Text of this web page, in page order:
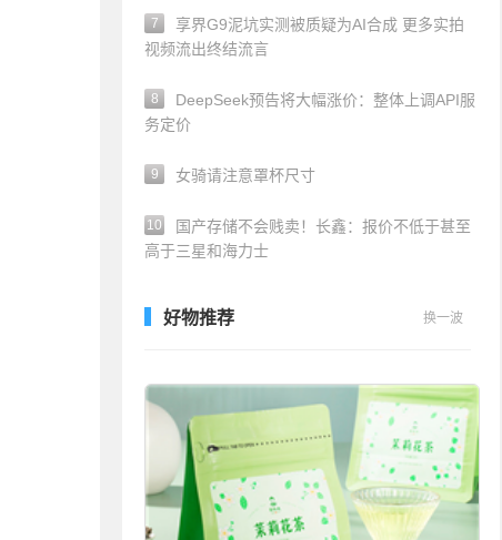
7
享界G9泥坑实测被质疑为AI合成 更多实拍
视频流出终结流言
8
DeepSeek预告将大幅涨价：整体上调API服
务定价
9 女骑请注意罩杯尺寸
10
国产存储不会贱卖！长鑫：报价不低于甚至
高于三星和海力士
好物推荐 换一波